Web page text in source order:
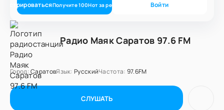
Получите100Нот за регистрацию Войти
Радио Маяк Саратов 97.6 FM
Город:СаратовЯзык: РусскийЧастота: 97.6FM
СЛУШАТЬ